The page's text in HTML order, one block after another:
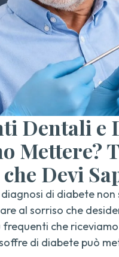
Dentali e
Mettere?
Devi
diagnosi di diabete non
al sorriso che
che
di diabete può